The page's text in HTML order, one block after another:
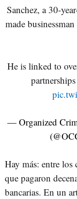
Sanchez, a 30-
made
He is linked to
— Organized
Hay más: entre los
que pagaron
bancarias. En un